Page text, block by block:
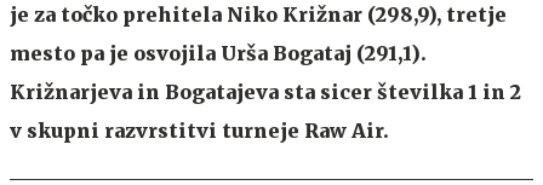
je za točko prehitela Niko Križnar (298,9), tretje
mesto pa je osvojila Urša Bogataj (291,1).
Križnarjeva in Bogatajeva sta sicer številka 1 in 2
v skupni razvrstitvi turneje Raw Air.